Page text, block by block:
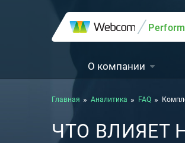
О компании
Главная Аналитика FAQ
ЧТО ВЛИЯЕТ